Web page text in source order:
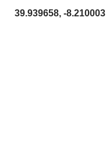
39.939658, -8.210003